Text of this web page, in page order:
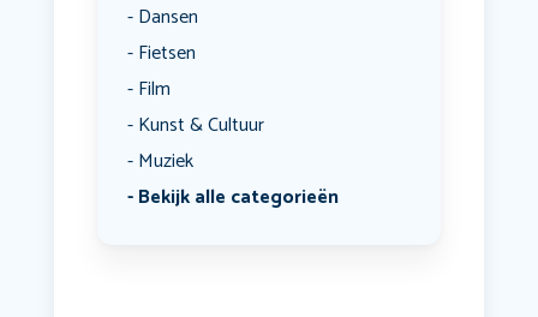
Dansen
Fietsen
Film
Kunst & Cultuur
Muziek
Bekijk alle categorieën